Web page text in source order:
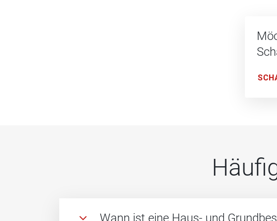
Wann ist eine Haus- und